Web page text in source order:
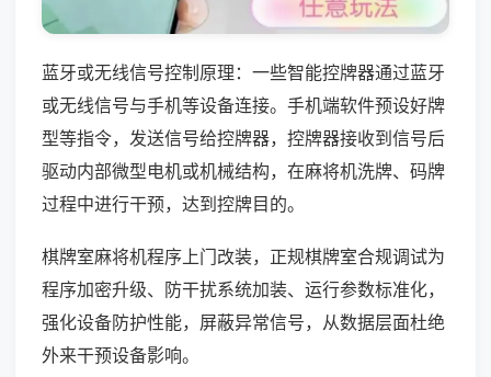
蓝牙或无线信号控制原理：一些智能控牌器通过蓝牙
或无线信号与手机等设备连接。手机端软件预设好牌
型等指令，发送信号给控牌器，控牌器接收到信号后
驱动内部微型电机或机械结构，在麻将机洗牌、码牌
过程中进行干预，达到控牌目的。
棋牌室麻将机程序上门改装，正规棋牌室合规调试为
程序加密升级、防干扰系统加装、运行参数标准化，
强化设备防护性能，屏蔽异常信号，从数据层面杜绝
外来干预设备影响。